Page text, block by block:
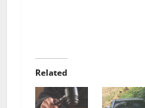
Related